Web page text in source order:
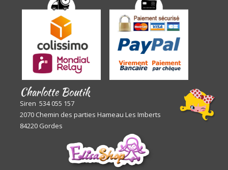
Charlotte Boutik
Siren 534 055 157
2070 Chemin des parties Hameau Les Imberts
84220 Gordes